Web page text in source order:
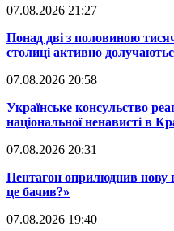
07.08.2026 21:27
​Понад дві з половиною
столиці активно
07.08.2026 20:58
​Українське консульство
національної ненависті в
07.08.2026 20:31
​Пентагон оприлюднив
це бачив?»
07.08.2026 19:40